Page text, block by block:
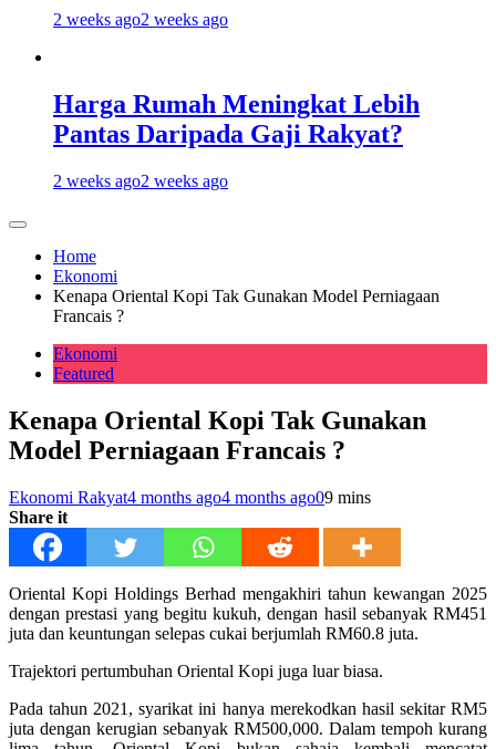
2 weeks ago2 weeks ago
Harga Rumah Meningkat Lebih
Pantas Daripada Gaji Rakyat?
2 weeks ago2 weeks ago
Home
Ekonomi
Kenapa Oriental Kopi Tak Gunakan Model Perniagaan
Francais ?
Ekonomi
Featured
Kenapa Oriental Kopi Tak Gunakan
Model Perniagaan Francais ?
Ekonomi Rakyat4 months ago4 months ago09 mins
Share it
Oriental Kopi Holdings Berhad mengakhiri tahun kewangan 2025
dengan prestasi yang begitu kukuh, dengan hasil sebanyak RM451
juta dan keuntungan selepas cukai berjumlah RM60.8 juta.
Trajektori pertumbuhan Oriental Kopi juga luar biasa.
Pada tahun 2021, syarikat ini hanya merekodkan hasil sekitar RM5
juta dengan kerugian sebanyak RM500,000. Dalam tempoh kurang